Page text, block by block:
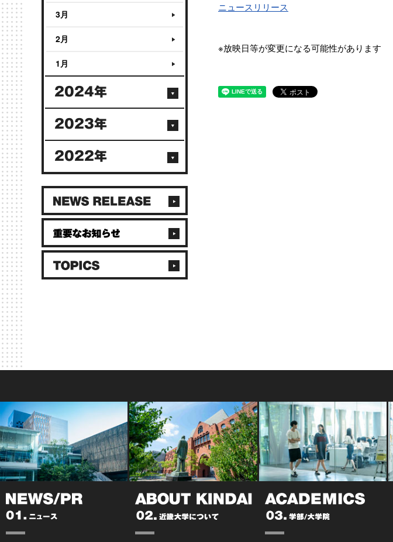
ニュースリリース
※放映日等が変更になる可能性があります
3月
2月
1月
2024年
2023年
2022年